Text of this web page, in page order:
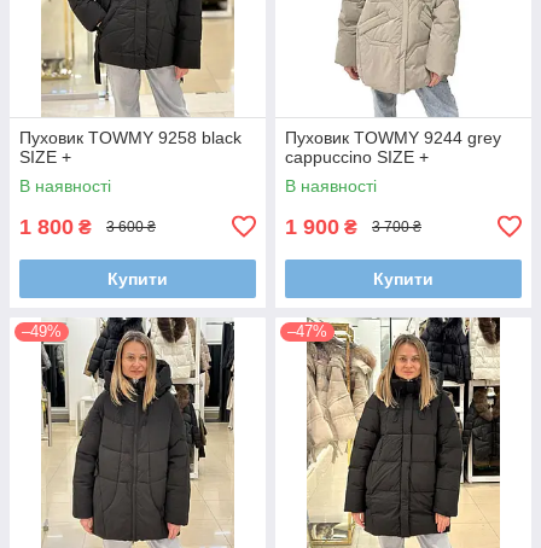
Пуховик TOWMY 9258 black
SIZE +
В наявності
1 800 ₴ 3 600 ₴
Купити
Пуховик TOWMY 9244 grey
cappuccino SIZE +
В наявності
1 900 ₴ 3 700 ₴
Купити
–49% –47%